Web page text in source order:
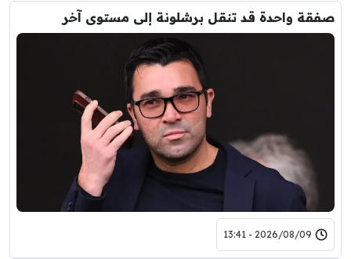
صفقة واحدة قد تنقل برشلونة إلى مستوى آخر
2026/08/09 - 13:41